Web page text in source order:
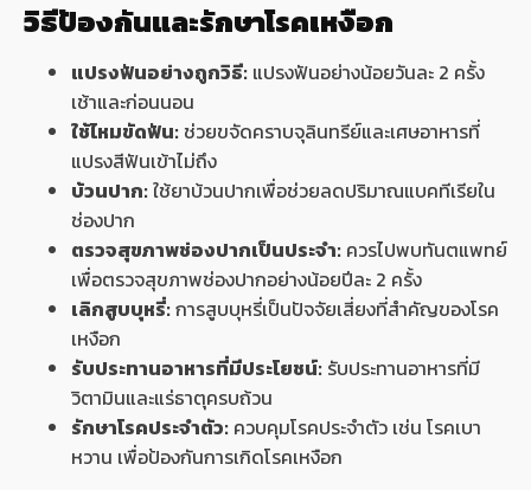
วิธีป้องกันและรักษาโรคเหงือก
แปรงฟันอย่างถูกวิธี: แปรงฟันอย่างน้อยวันละ 2 ครั้ง
เช้าและก่อนนอน
ใช้ไหมขัดฟัน: ช่วยขจัดคราบจุลินทรีย์และเศษอาหารที่
แปรงสีฟันเข้าไม่ถึง
บ้วนปาก:ใช้ยาบ้วนปากเพื่อช่วยลดปริมาณแบคทีเรียใน
ช่องปาก
ตรวจสุขภาพช่องปากเป็นประจำ: ควรไปพบทันตแพทย์
เพื่อตรวจสุขภาพช่องปากอย่างน้อยปีละ 2 ครั้ง
เลิกสูบบุหรี่:การสูบบุหรี่เป็นปัจจัยเสี่ยงที่สำคัญของโรค
เหงือก
รับประทานอาหารที่มีประโยชน์: รับประทานอาหารที่มี
วิตามินและแร่ธาตุครบถ้วน
รักษาโรคประจำตัว: ควบคุมโรคประจำตัว เช่น โรคเบา
หวาน เพื่อป้องกันการเกิดโรคเหงือก